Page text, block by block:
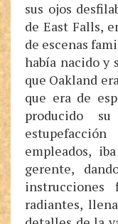
sus ojos
de East Falls,
de escenas
había nacido y
que Oakland
que era de
producido
empleados,
gerente,
instrucciones
radiantes,